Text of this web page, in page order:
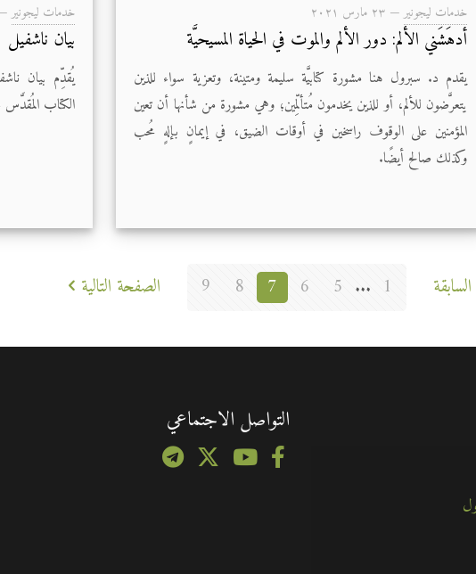
خدمات ليجونير— ۲۳ مارس ۲۰۲۱
أدهَشَني الألم: دور الألم والموت في الحياة المسيحيَّة
يقدم د. سبرول هنا مشورة كتابيَّة سليمة ومتينة، وتعزية سواء للذين
يتعرَّضون للألم، أو للذين يخدمون مُتألِّمين؛ وهي مشورة من شأنها أن تعين
المؤمنين على الوقوف راسخين في أوقات الضيق، في إيمانٍ بإلهٍ مُحب
وكذلك صالح أيضًا.
خدمات ليجونير
بيان ناشفيل
يُقدِّم بيان
الكتاب المُقدَّس
1
...
5
6
7
8
9 الصفحة التالية
التواصل الاجتماعي